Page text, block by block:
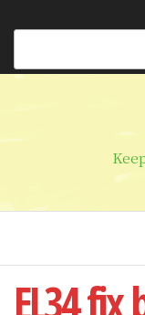
EL34 fix